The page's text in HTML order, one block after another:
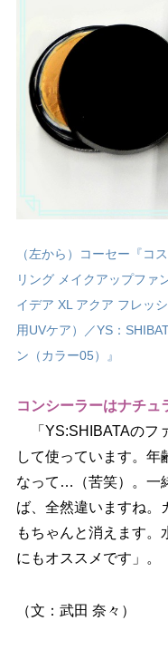
（左から）コーセー『コ
リング メイクアップファ
イデア XL アクア フレッ
用UVケア）／YS：
ン（カラー05）』
コンシーラーはナチュ
「YS:SHIBATAのフ
して使っています。年
なって…（苦笑）。一
ば、全然違いますね。
もちゃんと消えます。
にもオススメです」。
（文：武田 奈々）